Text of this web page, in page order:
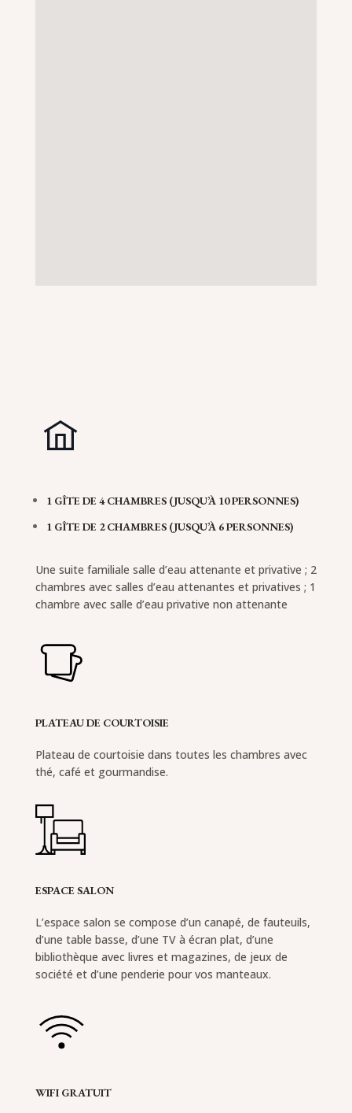
1 GÎTE DE 4 CHAMBRES (JUSQU’À 10 PERSONNES)
1 GÎTE DE 2 CHAMBRES (JUSQU’À 6 PERSONNES)
Une suite familiale salle d’eau attenante et privative ; 2
chambres avec salles d’eau attenantes et privatives ; 1
chambre avec salle d’eau privative non attenante
PLATEAU DE COURTOISIE
Plateau de courtoisie dans toutes les chambres avec
thé, café et gourmandise.
ESPACE SALON
L’espace salon se compose d’un canapé, de fauteuils,
d’une table basse, d’une TV à écran plat, d’une
bibliothèque avec livres et magazines, de jeux de
société et d’une penderie pour vos manteaux.
WIFI GRATUIT